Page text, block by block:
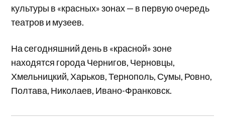
культуры в «красных» зонах — в первую очередь
театров и музеев.
На сегодняшний день в «красной» зоне
находятся города Чернигов, Черновцы,
Хмельницкий, Харьков, Тернополь, Сумы, Ровно,
Полтава, Николаев, Ивано-Франковск.